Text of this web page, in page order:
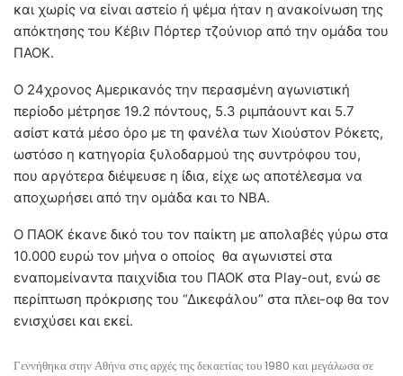
και χωρίς να είναι αστείο ή ψέμα ήταν η ανακοίνωση της
απόκτησης του Κέβιν Πόρτερ τζούνιορ από την ομάδα του
ΠΑΟΚ.
Ο 24χρονος Αμερικανός την περασμένη αγωνιστική
περίοδο μέτρησε 19.2 πόντους, 5.3 ριμπάουντ και 5.7
ασίστ κατά μέσο όρο με τη φανέλα των Χιούστον Ρόκετς,
ωστόσο η κατηγορία ξυλοδαρμού της συντρόφου του,
που αργότερα διέψευσε η ίδια, είχε ως αποτέλεσμα να
αποχωρήσει από την ομάδα και το NBA.
Ο ΠΑΟΚ έκανε δικό του τον παίκτη με απολαβές γύρω στα
10.000 ευρώ τον μήνα ο οποίος θα αγωνιστεί στα
εναπομείναντα παιχνίδια του ΠΑΟΚ στα Play-out, ενώ σε
περίπτωση πρόκρισης του “Δικεφάλου” στα πλει-οφ θα τον
ενισχύσει και εκεί.
Γεννήθηκα στην Αθήνα στις αρχές της δεκαετίας του 1980 και μεγάλωσα σε